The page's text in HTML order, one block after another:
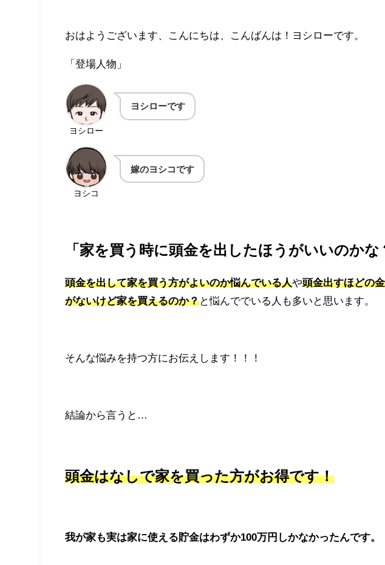
おはようございます、こんにちは、こんばんは！ヨシローです。
「登場人物」
ヨシロー
ヨシローです
ヨシコ
嫁のヨシコです
「家を買う時に頭金を出したほうがいいのかな
頭金を出して家を買う方がよいのか悩んでいる人や頭金出すほどの
がないけど家を買えるのか？と悩んででいる人も多いと思います。
そんな悩みを持つ方にお伝えします！！！
結論から言うと…
頭金はなしで家を買った方がお得です！
我が家も実は家に使える貯金はわずか100万円しかなかったんです。